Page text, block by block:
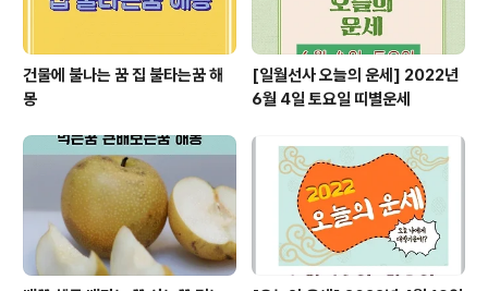
건물에 불나는 꿈 집 불타는꿈 해
몽
[일월선사 오늘의 운세] 2022년
6월 4일 토요일 띠별운세